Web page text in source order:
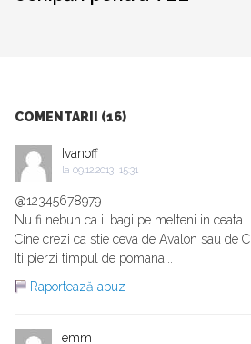
COMENTARII (16)
Ivanoff
la 09.12.2013, 15:31
@12345678979
Nu fi nebun ca ii bagi pe melteni in ceata...
Cine crezi ca stie ceva de Avalon sau de
Iti pierzi timpul de pomana...
Raportează abuz
emm